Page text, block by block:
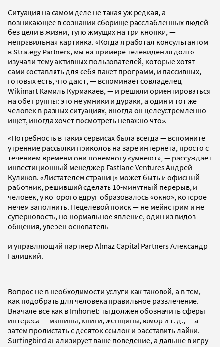
Ситуация на самом деле не такая уж редкая, а
возникающее в сознании сборище расслабленных людей
без цели в жизни, тупо жмущих на три кнопки, —
неправильная картинка. «Когда я работал консультантом
в Strategy Partners, мы на примере телевидения долго
изучали тему активных пользователей, которые хотят
сами составлять для себя пакет программ, и пассивных,
готовых есть, что дают, — вспоминает совладелец
Wikimart Камиль Курмакаев, — и решили ориентироваться
на обе группы: это не умники и дураки, а один и тот же
человек в разных ситуациях, иногда он целеустремленно
ищет, иногда хочет посмотреть неважно что».
«Потребность в таких сервисах была всегда — вспомните
утренние рассылки приколов на заре интернета, просто с
течением времени они понемногу «умнеют», — рассуждает
инвестиционный менеджер Fastlane Ventures Андрей
Куликов. «Листателем страниц» может быть и офисный
работник, решивший сделать 10-минутный перерыв, и
человек, у которого вдруг образовалось «окно», которое
нечем заполнить. Нецелевой поиск — не мейнстрим и не
суперновость, но нормальное явление, один из видов
общения, уверен основатель
и управляющий партнер Almaz Capital Partners Александр
Галицкий.
Вопрос не в необходимости услуги как таковой, а в том,
как подобрать для человека правильное развлечение.
Вначале все как в Imhonet: ты должен обозначить сферы
интереса — машины, книги, женщины, юмор и т. д., — а
затем пролистать с десяток ссылок и расставить лайки.
Surfingbird анализирует ваше поведение, а дальше в игру